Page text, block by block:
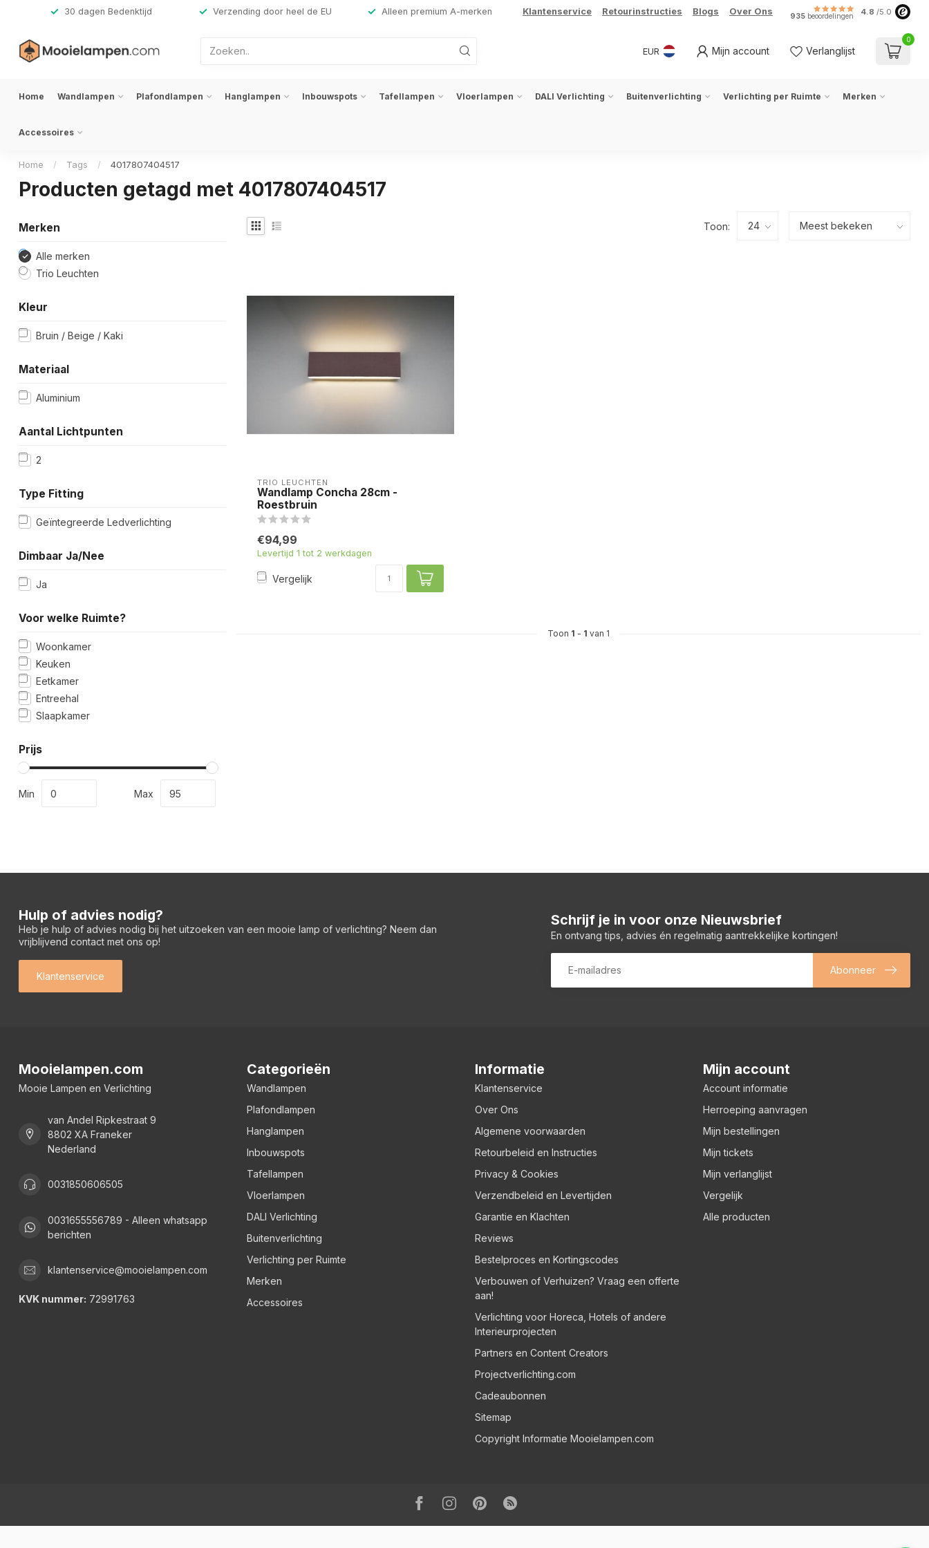
30 dagen Bedenktijd Verzending door heel de EU Alleen premium A-merken Klantenservice Retourinstructies Blogs Over Ons 935 beoordelingen 4.8 /5.0
EUR Mijn account Verlanglijst
0
Home Wandlampen Plafondlampen Hanglampen Inbouwspots Tafellampen Vloerlampen DALI Verlichting Buitenverlichting Verlichting per Ruimte Merken
Accessoires
Home / Tags / 4017807404517
Producten getagd met 4017807404517
Merken
Alle merken
Trio Leuchten
Kleur
Bruin / Beige / Kaki
Materiaal
Aluminium
Aantal Lichtpunten
2
Type Fitting
Geïntegreerde Ledverlichting
Dimbaar Ja/Nee
Ja
Voor welke Ruimte?
Woonkamer
Keuken
Eetkamer
Entreehal
Slaapkamer
Prijs
Min Max
Toon:
TRIO LEUCHTEN
Wandlamp Concha 28cm -
Roestbruin
€94,99
Levertijd 1 tot 2 werkdagen
Vergelijk
Toon 1 - 1 van 1
Hulp of advies nodig?
Heb je hulp of advies nodig bij het uitzoeken van een mooie lamp of verlichting? Neem dan
vrijblijvend contact met ons op!
Klantenservice
Schrijf je in voor onze Nieuwsbrief
En ontvang tips, advies én regelmatig aantrekkelijke kortingen!
Abonneer
Mooielampen.com
Mooie Lampen en Verlichting
van Andel Ripkestraat 9
8802 XA Franeker
Nederland
0031850606505
0031655556789 - Alleen whatsapp
berichten
klantenservice@mooielampen.com
KVK nummer: 72991763
Categorieën
Wandlampen
Plafondlampen
Hanglampen
Inbouwspots
Tafellampen
Vloerlampen
DALI Verlichting
Buitenverlichting
Verlichting per Ruimte
Merken
Accessoires
Informatie
Klantenservice
Over Ons
Algemene voorwaarden
Retourbeleid en Instructies
Privacy & Cookies
Verzendbeleid en Levertijden
Garantie en Klachten
Reviews
Bestelproces en Kortingscodes
Verbouwen of Verhuizen? Vraag een offerte
aan!
Verlichting voor Horeca, Hotels of andere
Interieurprojecten
Partners en Content Creators
Projectverlichting.com
Cadeaubonnen
Sitemap
Copyright Informatie Mooielampen.com
Mijn account
Account informatie
Herroeping aanvragen
Mijn bestellingen
Mijn tickets
Mijn verlanglijst
Vergelijk
Alle producten